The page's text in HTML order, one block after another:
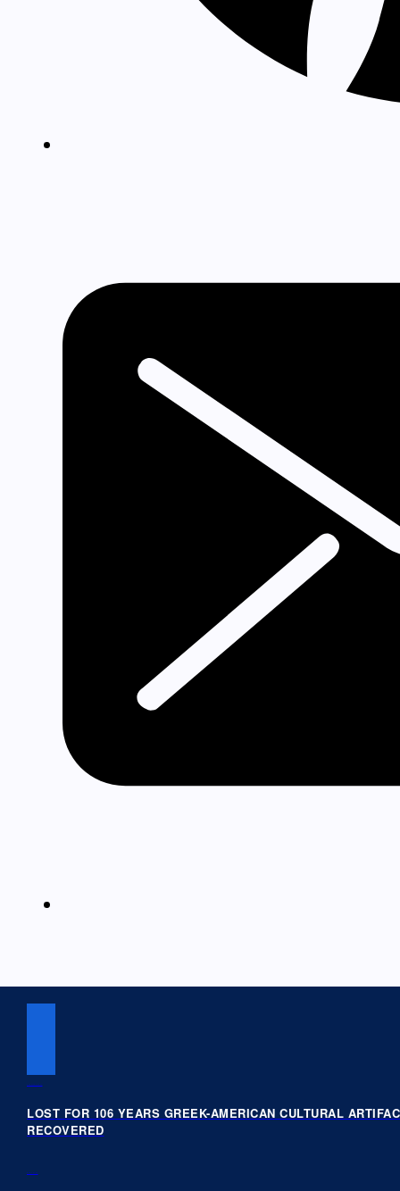
LOST FOR 106 YEARS GREEK-AMERICAN CULTURAL
RECOVERED